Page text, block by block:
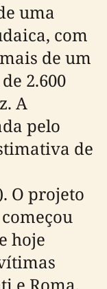
uma
com
de um
2.600
A
pelo
de
O projeto
hoje